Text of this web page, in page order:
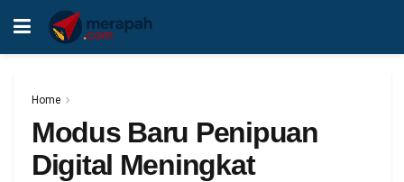
Home
Modus Baru Penipuan
Digital Meningkat